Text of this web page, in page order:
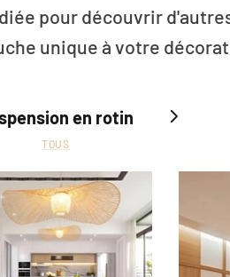
pour découvrir
unique à votre
en rotin
TOUS